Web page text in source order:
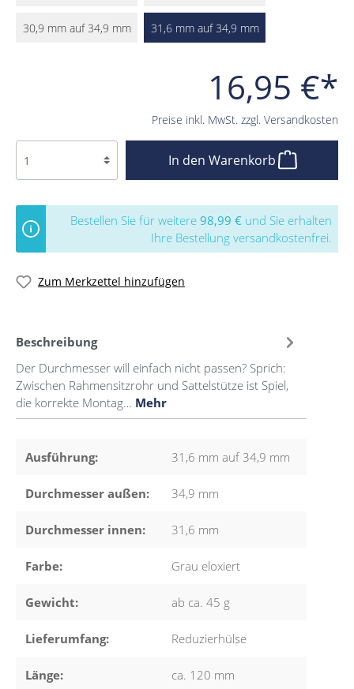
16,95 €*
Preise inkl. MwSt. zzgl. Versandkosten
30,9 mm auf 34,9 mm 31,6 mm auf 34,9 mm
In den Warenkorb
Bestellen Sie für weitere 98,99 € und Sie erhalten
Ihre Bestellung versandkostenfrei.
Zum Merkzettel hinzufügen
Beschreibung
Der Durchmesser will einfach nicht passen? Sprich:
Zwischen Rahmensitzrohr und Sattelstütze ist Spiel,
die korrekte Montag… Mehr
Ausführung: 31,6 mm auf 34,9 mm
Durchmesser außen: 34,9 mm
Durchmesser innen: 31,6 mm
Farbe: Grau eloxiert
Gewicht: ab ca. 45 g
Lieferumfang: Reduzierhülse
Länge: ca. 120 mm